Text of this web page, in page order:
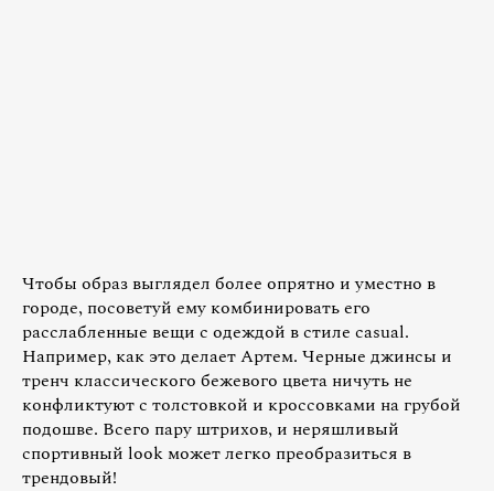
Чтобы образ выглядел более опрятно и уместно в
городе, посоветуй ему комбинировать его
расслабленные вещи с одеждой в стиле casual.
Например, как это делает Артем. Черные джинсы и
тренч классического бежевого цвета ничуть не
конфликтуют с толстовкой и кроссовками на грубой
подошве. Всего пару штрихов, и неряшливый
спортивный look может легко преобразиться в
трендовый!